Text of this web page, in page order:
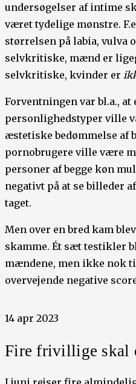
undersøgelser af intime
været tydelige mønstre.
størrelsen på labia, vulva
selvkritiske, mænd er
selvkritiske, kvinder er
Forventningen var bl.a., at
personlighedstyper ville
æstetiske bedømmelse af
pornobrugere ville være
personer af begge køn
negativt på at se billeder
taget.
Men over en bred kam
skamme. Ét sæt testikler
mændene, men ikke nok
overvejende negative
14 apr 2023
Fire frivillige skal